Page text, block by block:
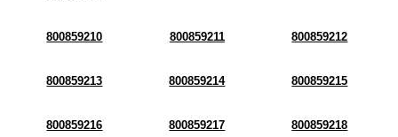
800859210 800859211 800859212
800859213 800859214 800859215
800859216 800859217 800859218